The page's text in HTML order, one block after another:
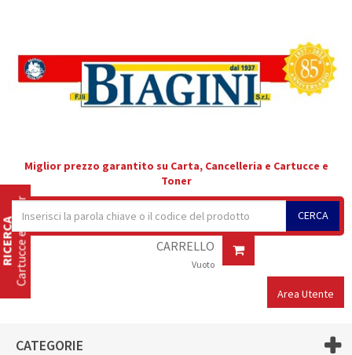
Miglior prezzo garantito su Carta, Cancelleria e Cartucce e
Toner
CERCA
CARRELLO
Vuoto
Area Utente
CATEGORIE
Cartucce e Toner